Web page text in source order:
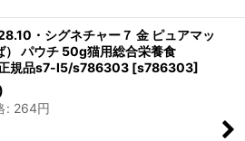
・シグネチャー７ 金 ピュアマッ
） パウチ 50g猫用総合栄養食
規品s7-l5/s786303 [s786303]
: 264円